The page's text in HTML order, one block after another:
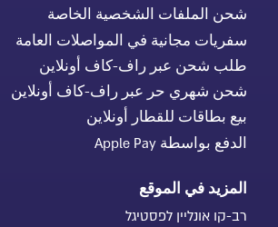
شحن الملفات الشخصية الخاصة
سفريات مجانية في المواصلات العامة
طلب شحن عبر راف-كاف أونلاين
شحن شهري حر عبر راف-كاف أونلاين
بيع بطاقات للقطار أونلاين
الدفع بواسطة Apple Pay
المزيد في الموقع
רב-קו אונליין לפסטיגל